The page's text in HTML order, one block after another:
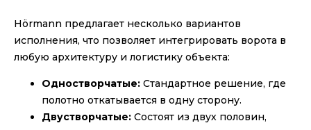
Hörmann предлагает несколько вариантов
исполнения, что позволяет интегрировать ворота в
любую архитектуру и логистику объекта:
Одностворчатые: Стандартное решение, где
полотно откатывается в одну сторону.
Двустворчатые: Состоят из двух половин,